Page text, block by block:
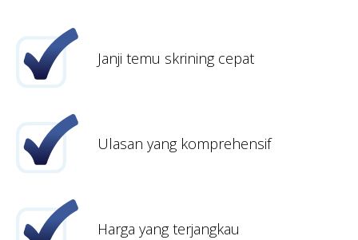
Janji temu skrining cepat
Ulasan yang komprehensif
Harga yang terjangkau